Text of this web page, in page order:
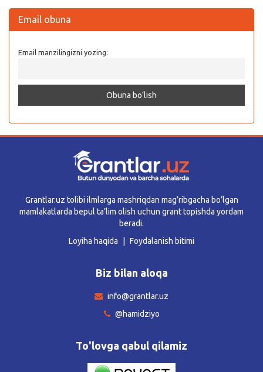
Email obuna
Email manzilingizni yozing:
Grantlar.uz tolibi ilmlarga mashriqdan mag’ribgacha bo’lgan
mamlakatlarda bepul ta’lim olish uchun grant topishda yordam
beradi.
Loyiha haqida
Foydalanish bitimi
Biz bilan aloqa
info@grantlar.uz
@hamidziyo
To'lovga qabul qilamiz